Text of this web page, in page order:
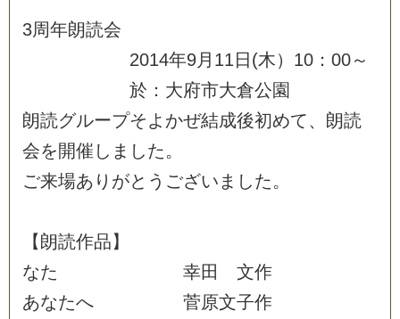
3周年朗読会
2014年9月 11 日 (木） 10 ： 00～
於 ： 大府市大倉公園
朗読グループそ よ かぜ結成後初めて、 朗読
会を開催 し ま した。
ご来場あ り がと う ござい ま した。
【朗読作品】
なた 幸田 文作
あなたへ 菅原文子作